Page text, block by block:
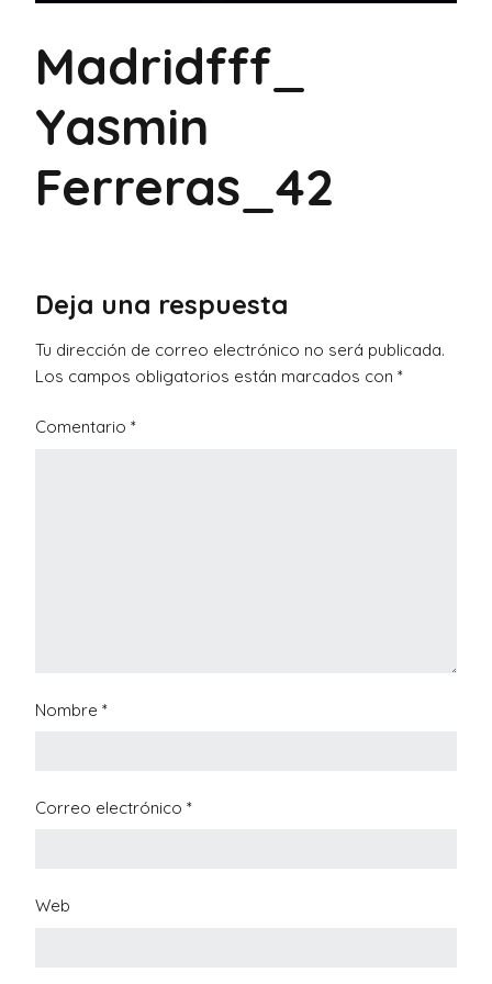
Madridfff_
Yasmin
Ferreras_42
Deja una respuesta
Tu dirección de correo electrónico no será publicada.
Los campos obligatorios están marcados con *
Comentario *
Nombre *
Correo electrónico *
Web